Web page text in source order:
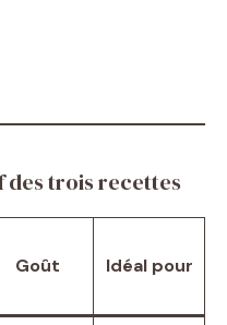
des trois recettes
Goût Idéal pour